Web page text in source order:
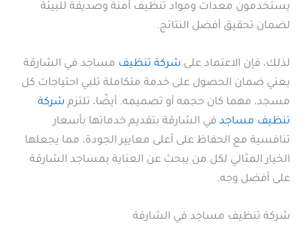
يستخدمون معدات ومواد تنظيف آمنة وصديقة للبيئة
لضمان تحقيق أفضل النتائج.
لذلك، فإن الاعتماد على شركة تنظيف مساجد في الشارقة
يعني ضمان الحصول على خدمة متكاملة تلبي احتياجات كل
مسجد، مهما كان حجمه أو تصميمه. أيضًا، تلتزم شركة
تنظيف مساجد في الشارقة بتقديم خدماتها بأسعار
تنافسية مع الحفاظ على أعلى معايير الجودة، مما يجعلها
الخيار المثالي لكل من يبحث عن العناية بمساجد الشارقة
على أفضل وجه.
شركة تنظيف مساجد في الشارقة